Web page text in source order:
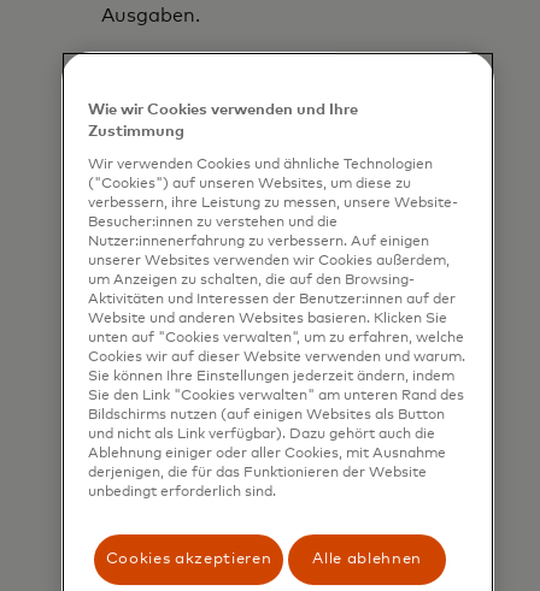
Ausgaben.
Mastercard Prepaid-
Karten
Die Prepaid-Karten von Mastercard.
Wie wir Cookies verwenden und Ihre
Zustimmung
Wir verwenden Cookies und ähnliche Technologien
("Cookies") auf unseren Websites, um diese zu
verbessern, ihre Leistung zu messen, unsere Website-
Besucher:innen zu verstehen und die
Nutzer:innenerfahrung zu verbessern. Auf einigen
unserer Websites verwenden wir Cookies außerdem,
um Anzeigen zu schalten, die auf den Browsing-
Aktivitäten und Interessen der Benutzer:innen auf der
Website und anderen Websites basieren. Klicken Sie
unten auf "Cookies verwalten", um zu erfahren, welche
Cookies wir auf dieser Website verwenden und warum.
Sie können Ihre Einstellungen jederzeit ändern, indem
Sie den Link "Cookies verwalten" am unteren Rand des
Bildschirms nutzen (auf einigen Websites als Button
und nicht als Link verfügbar). Dazu gehört auch die
Ablehnung einiger oder aller Cookies, mit Ausnahme
derjenigen, die für das Funktionieren der Website
unbedingt erforderlich sind.
Cookies akzeptieren Alle ablehnen